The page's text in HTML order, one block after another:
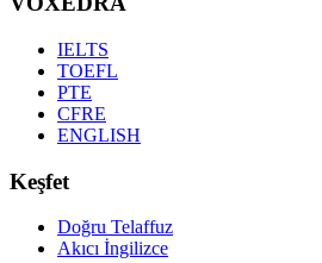
IELTS
TOEFL
PTE
CFRE
ENGLISH
Keşfet
Doğru Telaffuz
Akıcı İngilizce